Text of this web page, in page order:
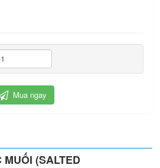
Mua ngay
MUỐI (SALTED